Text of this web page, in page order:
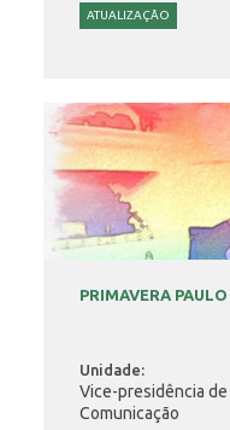
ATUALIZAÇÃO
PRIMAVERA
Unidade:
Vice-presidência de
Comunicação